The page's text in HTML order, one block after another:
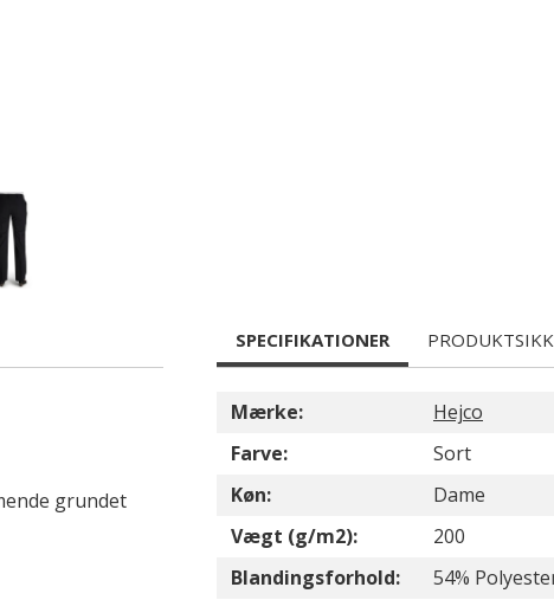
grundet
SPECIFIKATIONER
Mærke:
Hejco
Farve:
Sort
Køn:
Dame
Vægt (g/m2):
200
Blandingsforhold:
54%